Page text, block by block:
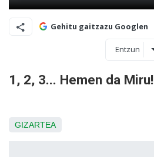
Gehitu gaitzazu Googlen
Entzun
1, 2, 3... Hemen da Miru!
GIZARTEA